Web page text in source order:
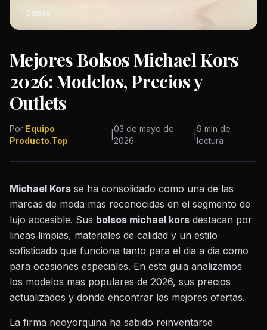
Bolsos
Mejores Bolsos Michael Kors
2026: Modelos, Precios y
Outlets
Por Equipo
Producto.Top
03 de mayo de
2026
9 min de
lectura
Michael Kors se ha consolidado como una de las
marcas de moda mas reconocidas en el segmento de
lujo accesible. Sus bolsos michael kors destacan por
lineas limpias, materiales de calidad y un estilo
sofisticado que funciona tanto para el dia a dia como
para ocasiones especiales. En esta guia analizamos
los modelos mas populares de 2026, sus precios
actualizados y donde encontrar las mejores ofertas.
La firma neoyorquina ha sabido reinventarse